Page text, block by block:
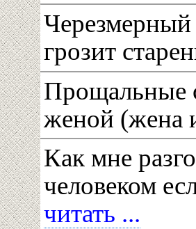
Черезмерный
грозит
Прощальные
женой (жена
Как мне
человеком
читать ...